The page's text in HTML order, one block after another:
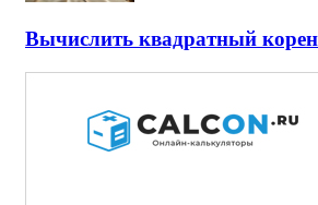
Вычислить квадратный